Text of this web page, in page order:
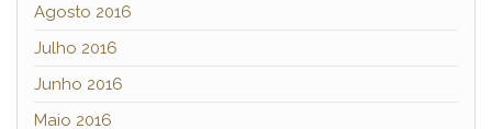
Agosto 2016
Julho 2016
Junho 2016
Maio 2016